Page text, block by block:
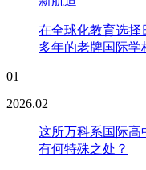
在全球化教育选择
多年的老牌国际学
01
2026.02
这所万科系国际高
有何特殊之处？